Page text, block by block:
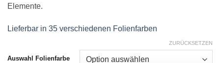
Elemente.
Lieferbar in 35 verschiedenen Folienfarben
Auswahl Folienfarbe
ZURÜCKSETZEN